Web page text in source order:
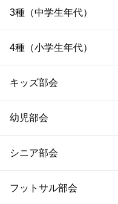
3種（中学生年代）
4種（小学生年代）
キッズ部会
幼児部会
シニア部会
フットサル部会